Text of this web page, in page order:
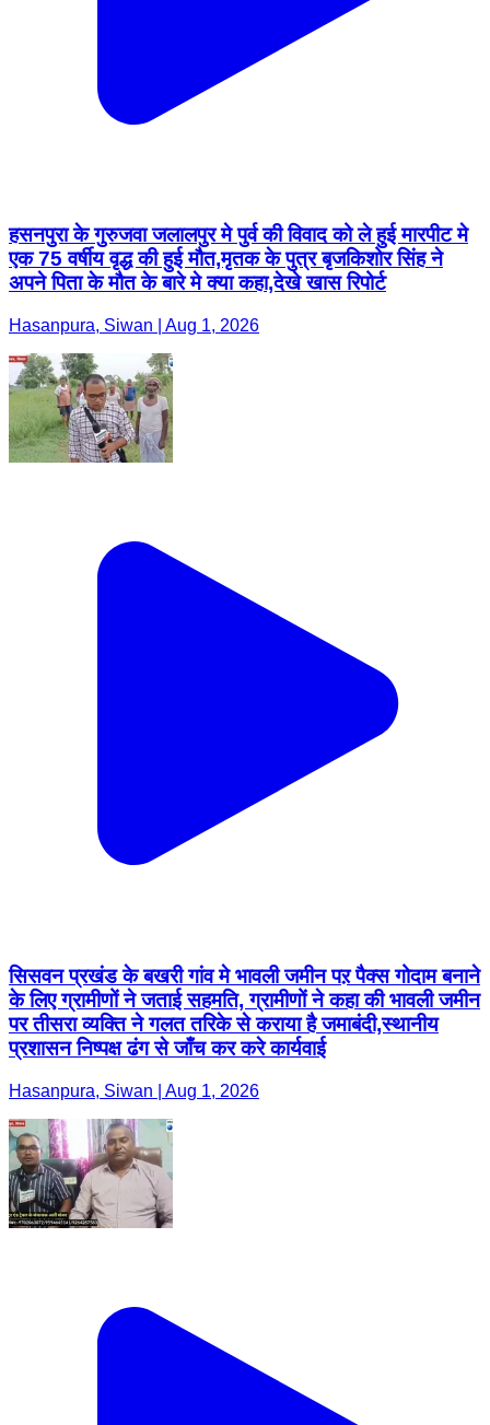
हसनपुरा के गुरुजवा जलालपुर मे पुर्व की विवाद को ले हुई मारपीट मे
एक 75 वर्षीय वृद्ध की हुई मौत,मृतक के पुत्र बृजकिशोर सिंह ने
अपने पिता के मौत के बारे मे क्या कहा,देखे खास रिपोर्ट
Hasanpura, Siwan | Aug 1, 2026
सिसवन प्रखंड के बखरी गांव मे भावली जमीन पऱ पैक्स गोदाम बनाने
के लिए ग्रामीणों ने जताई सहमति, ग्रामीणों ने कहा की भावली जमीन
पर तीसरा व्यक्ति ने गलत तरिके से कराया है जमाबंदी,स्थानीय
प्रशासन निष्पक्ष ढंग से जाँच कर करे कार्यवाई
Hasanpura, Siwan | Aug 1, 2026